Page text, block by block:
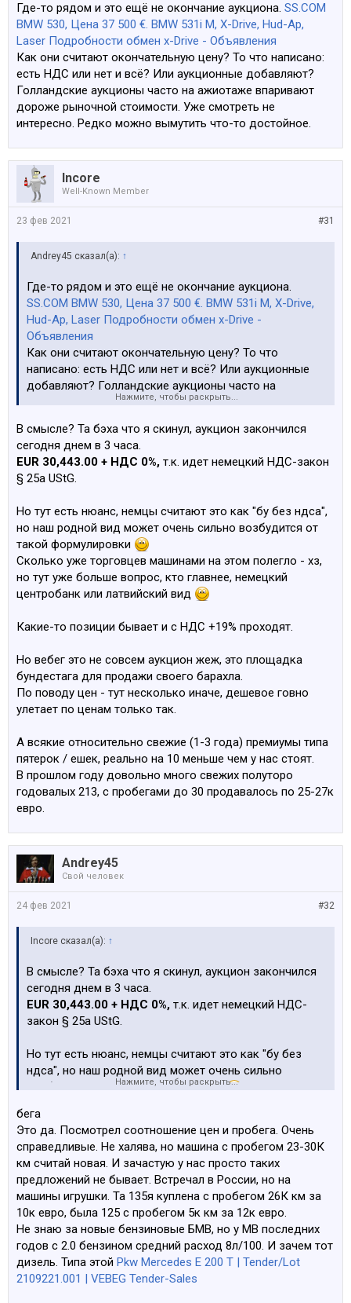
Tender / lot
Ну и с неликвидом - ты слегка погорячился
https://www.vebeg.de/web/de/auktion...CH_MATGRUPPE=
1000&SHOW_AUS=2160820&SHOW_LOS=1
Где-то рядом и это ещё не окончание аукциона. SS.COM
BMW 530, Цена 37 500 €. BMW 531i M, X-Drive, Hud-Ap,
Laser Подробности обмен x-Drive - Объявления
Как они считают окончательную цену? То что написано:
есть НДС или нет и всё? Или аукционные добавляют?
Голландские аукционы часто на ажиотаже впаривают
дороже рыночной стоимости. Уже смотреть не
интересно. Редко можно вымутить что-то достойное.
Incore
Well-Known Member
#31
23 фев 2021
Andrey45 сказал(а): ↑
Где-то рядом и это ещё не окончание аукциона.
SS.COM BMW 530, Цена 37 500 €. BMW 531i M, X-Drive,
Hud-Ap, Laser Подробности обмен x-Drive -
Объявления
Как они считают окончательную цену? То что
написано: есть НДС или нет и всё? Или аукционные
добавляют? Голландские аукционы часто на
ажиотаже впаривают дороже рыночной стоимости.
что-то достойное.
Нажмите, чтобы раскрыть...
В смысле? Та бэха что я скинул, аукцион закончился
сегодня днем в 3 часа.
EUR 30,443.00 + НДС 0%, т.к. идет немецкий НДС-закон
§ 25a UStG.
Но тут есть нюанс, немцы считают это как "бу без ндса",
но наш родной вид может очень сильно возбудится от
такой формулировки
Сколько уже торговцев машинами на этом полегло - хз,
но тут уже больше вопрос, кто главнее, немецкий
центробанк или латвийский вид
Какие-то позиции бывает и с НДС +19% проходят.
Но вебег это не совсем аукцион жеж, это площадка
бундестага для продажи своего барахла.
По поводу цен - тут несколько иначе, дешевое говно
улетает по ценам только так.
А всякие относительно свежие (1-3 года) премиумы типа
пятерок / ешек, реально на 10 меньше чем у нас стоят.
В прошлом году довольно много свежих полуторо
годовалых 213, с пробегами до 30 продавалось по 25-27к
евро.
Andrey45
Свой человек
#32
24 фев 2021
Incore сказал(а): ↑
В смысле? Та бэха что я скинул, аукцион закончился
сегодня днем в 3 часа.
EUR 30,443.00 + НДС 0%, т.к. идет немецкий НДС-
закон § 25a UStG.
Но тут есть нюанс, немцы считают это как "бу без
ндса", но наш родной вид может очень сильно
возбудится от такой формулировки
хз, но тут уже больше вопрос, кто главнее, немецкий
центробанк или латвийский вид
Какие-то позиции бывает и с НДС +19% проходят.
Но вебег это не совсем аукцион жеж, это площадка
бундестага для продажи своего барахла.
По поводу цен - тут несколько иначе, дешевое говно
улетает по ценам только так.
А всякие относительно свежие (1-3 года)
Нажмите, чтобы раскрыть...
бега
Это да. Посмотрел соотношение цен и пробега. Очень
справедливые. Не халява, но машина с пробегом 23-30К
км считай новая. И зачастую у нас просто таких
предложений не бывает. Встречал в России, но на
машины игрушки. Та 135я куплена с пробегом 26К км за
10к евро, была 125 с пробегом 5к км за 12к евро.
Не знаю за новые бензиновые БМВ, но у МВ последних
годов с 2.0 бензином средний расход 8л/100. И зачем тот
дизель. Типа этой Pkw Mercedes E 200 T | Tender/Lot
2109221.001 | VEBEG Tender-Sales